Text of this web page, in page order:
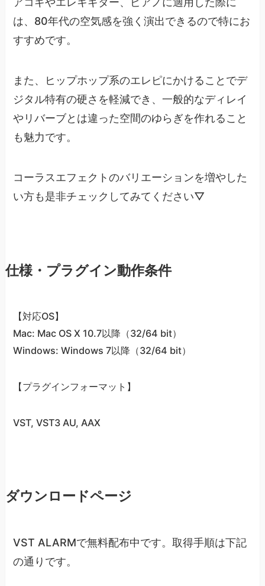
は、80年代の空気感を強く演出できるので特にお
すすめです。
また、ヒップホップ系のエレピにかけることでデ
ジタル特有の硬さを軽減でき、一般的なディレイ
やリバーブとは違った空間のゆらぎを作れること
も魅力です。
コーラスエフェクトのバリエーションを増やした
い方も是非チェックしてみてください▽
仕様・プラグイン動作条件
【対応OS】
Mac: Mac OS X 10.7以降（32/64 bit）
Windows: Windows 7以降（32/64 bit）
【プラグインフォーマット】
VST, VST3 AU, AAX
ダウンロードページ
VST ALARMで無料配布中です。取得手順は下記
の通りです。